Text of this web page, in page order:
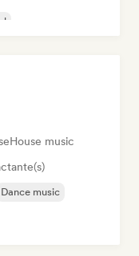
House music
Dance music